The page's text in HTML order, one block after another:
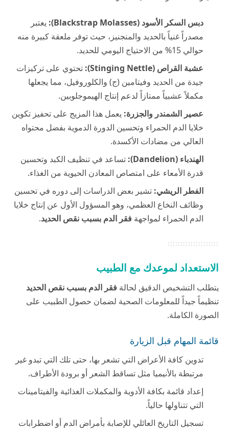
دبس السكر الأسود (Blackstrap Molasses):
يعتبر
مصدراً غنياً بالحديد والمنجنيز، حيث توفر ملعقة كبيرة منه
حوالي 15% من الاحتياج اليومي للحديد.
عشبة القراص (Stinging Nettle):
تحتوي على تركيزات
جيدة من الحديد وفيتامين (ج) والكلوروفيل، مما يجعلها
مكملاً عشبياً ممتازاً لدعم إنتاج الهيموجلوبين.
عصير الشمندر والجزرة: يعمل هذا المزيج على تحفيز تكوين
خلايا الدم الحمراء وتحسين الدورة الدموية بفضل محتواه
العالي من مضادات الأكسدة.
الهندباء (Dandelion):
تساعد في تنظيف الكبد وتحسين
قدرة الأمعاء على امتصاص المعادن الحيوية من الغذاء.
الفطر الريشي: تشير بعض الدراسات إلى دوره في تحسين
وظائف النخاع العظمي، وهو المسؤول الأول عن إنتاج خلايا
الدم الحمراء لمواجهة فقر الدم بسبب نقص الحديد.
الاستعداد لموعدك مع الطبيب
يتطلب التشخيص الدقيق لحالة فقر الدم بسبب نقص الحديد
تنظيماً جيداً للمعلومات الصحية لضمان حصول الطبيب على
الصورة الكاملة.
قائمة المهام قبل الزيارة
تدوين كافة الأعراض التي تشعر بها، حتى تلك التي تبدو غير
مرتبطة بالأنيميا مثل تساقط الشعر أو برودة الأطراف.
إعداد قائمة بكافة الأدوية والمكملات الغذائية والفيتامينات
التي تتناولها حالياً.
تسجيل التاريخ العائلي للإصابة بأمراض الدم أو اضطرابات